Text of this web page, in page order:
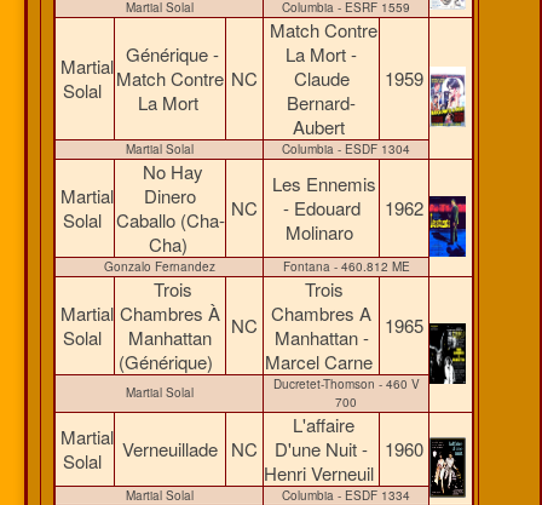
Martial Solal Columbia - ESRF 1559
Martial
Solal
Générique -
Match Contre
La Mort
NC
Match Contre
La Mort -
Claude
Bernard-
Aubert
1959
Martial Solal Columbia - ESDF 1304
Martial
Solal
No Hay
Dinero
Caballo (Cha-
Cha)
NC
Les Ennemis
- Edouard
Molinaro
1962
Gonzalo Fernandez Fontana - 460.812 ME
Martial
Solal
Trois
Chambres À
Manhattan
(Générique)
NC
Trois
Chambres A
Manhattan -
Marcel Carne
1965
Martial Solal
Ducretet-Thomson - 460 V
700
Martial
Solal
Verneuillade NC
L'affaire
D'une Nuit -
Henri Verneuil
1960
Martial Solal Columbia - ESDF 1334